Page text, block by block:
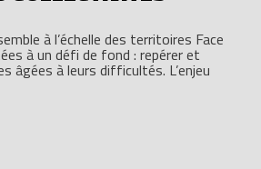
à l’échelle des territoires Face
à un défi de fond : repérer et
âgées à leurs difficultés. L’enjeu